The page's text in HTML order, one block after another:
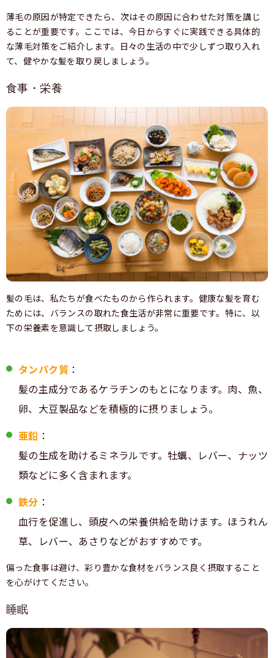
薄毛の原因が特定できたら、次はその原因に合わせた対策を講じ
ることが重要です。ここでは、今日からすぐに実践できる具体的
な薄毛対策をご紹介します。日々の生活の中で少しずつ取り入れ
て、健やかな髪を取り戻しましょう。
食事・栄養
髪の毛は、私たちが食べたものから作られます。健康な髪を育む
ためには、バランスの取れた食生活が非常に重要です。特に、以
下の栄養素を意識して摂取しましょう。
タンパク質 ：
髪の主成分であるケラチンのもとになります。肉、魚、
卵、大豆製品などを積極的に摂りましょう。
亜鉛 ：
髪の生成を助けるミネラルです。牡蠣、レバー、ナッツ
類などに多く含まれます。
鉄分 ：
血行を促進し、頭皮への栄養供給を助けます。ほうれん
草、レバー、あさりなどがおすすめです。
偏った食事は避け、彩り豊かな食材をバランス良く摂取すること
を心がけてください。
睡眠